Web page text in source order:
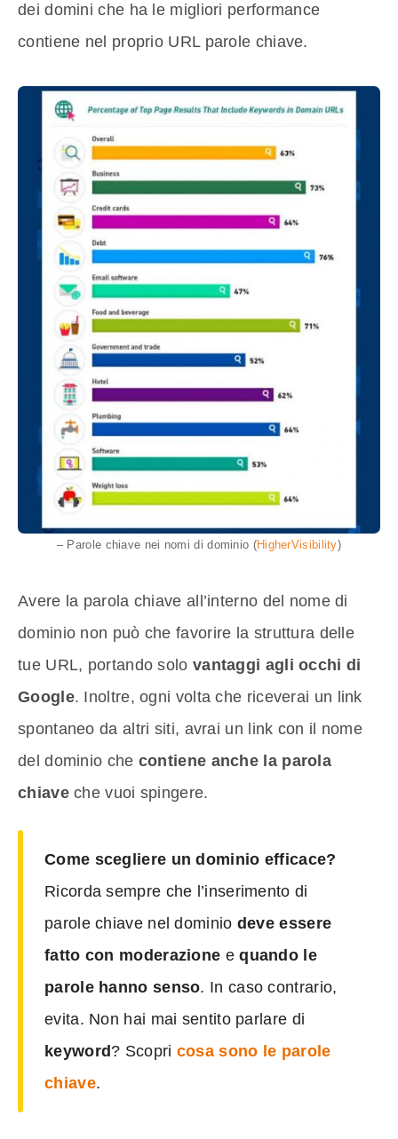
dei domini che ha le migliori performance
contiene nel proprio URL parole chiave.
– Parole chiave nei nomi di dominio (HigherVisibility)
Avere la parola chiave all’interno del nome di
dominio non può che favorire la struttura delle
tue URL, portando solo vantaggi agli occhi di
Google. Inoltre, ogni volta che riceverai un link
spontaneo da altri siti, avrai un link con il nome
del dominio che contiene anche la parola
chiaveche vuoi spingere.
Come scegliere un dominio efficace?
Ricorda sempre che l’inserimento di
parole chiave nel dominio deve essere
fatto con moderazione equando le
parole hanno senso. In caso contrario,
evita. Non hai mai sentito parlare di
keyword? Scopri cosa sono le parole
chiave.